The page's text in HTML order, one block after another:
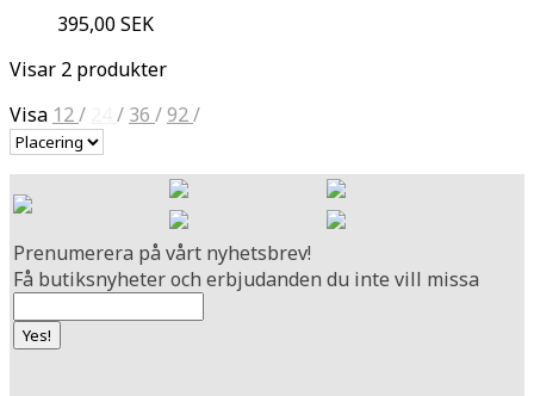
395,00 SEK
Visar 2 produkter
Visa 12/ / 36 /92/
Prenumerera på vårt nyhetsbrev!
Få butiksnyheter och erbjudanden du inte vill missa